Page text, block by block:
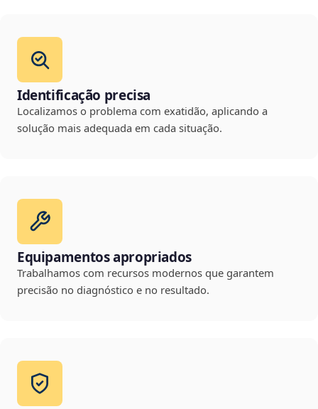
Identificação precisa
Localizamos o problema com exatidão, aplicando a
solução mais adequada em cada situação.
Equipamentos apropriados
Trabalhamos com recursos modernos que garantem
precisão no diagnóstico e no resultado.